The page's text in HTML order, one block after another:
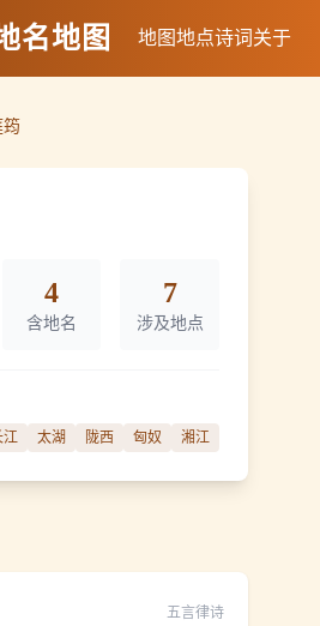
名地图 地图地点诗词 关于
4
含地名
7
涉及地点
江 太湖 陇西 匈奴 湘江
五言律诗